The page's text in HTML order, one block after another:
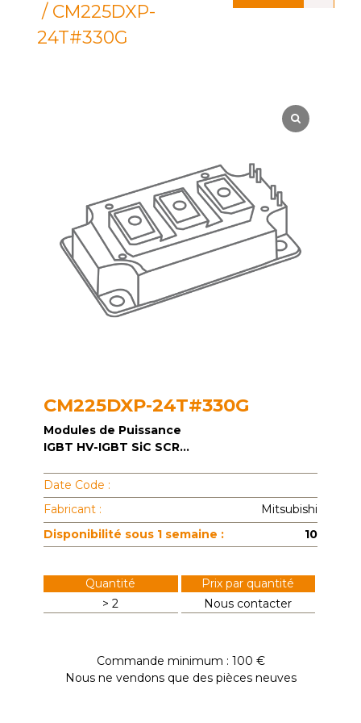
/ CM225DXP-
24T#330G
CM225DXP-24T#330G
Modules de Puissance
IGBT HV-IGBT SiC SCR...
Date Code :
Fabricant :
Mitsubishi
Disponibilité sous 1 semaine :
10
Quantité
Prix par quantité
> 2
Nous contacter
Commande minimum : 100 €
Nous ne vendons que des pièces neuves